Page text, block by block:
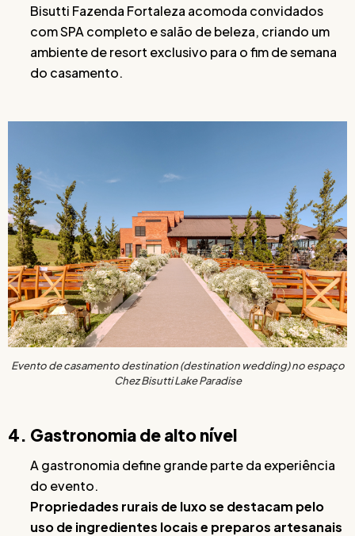
Bisutti Fazenda Fortaleza acomoda convidados
com SPA completo e salão de beleza, criando um
ambiente de resort exclusivo para o fim de semana
do casamento.
Evento de casamento destination (destination wedding) no espaço
Chez Bisutti Lake Paradise
4. Gastronomia de alto nível
A gastronomia define grande parte da experiência
do evento.
Propriedades rurais de luxo se destacam pelo
uso de ingredientes locais e preparos artesanais